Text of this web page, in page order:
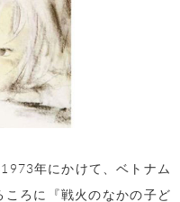
年にかけて、ベトナム
ろに『戦火のなかの子ど